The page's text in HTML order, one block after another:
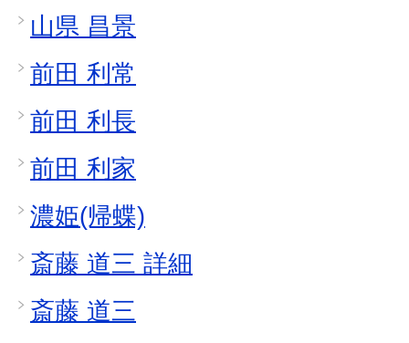
山県 昌景
前田 利常
前田 利長
前田 利家
濃姫(帰蝶)
斎藤 道三 詳細
斎藤 道三